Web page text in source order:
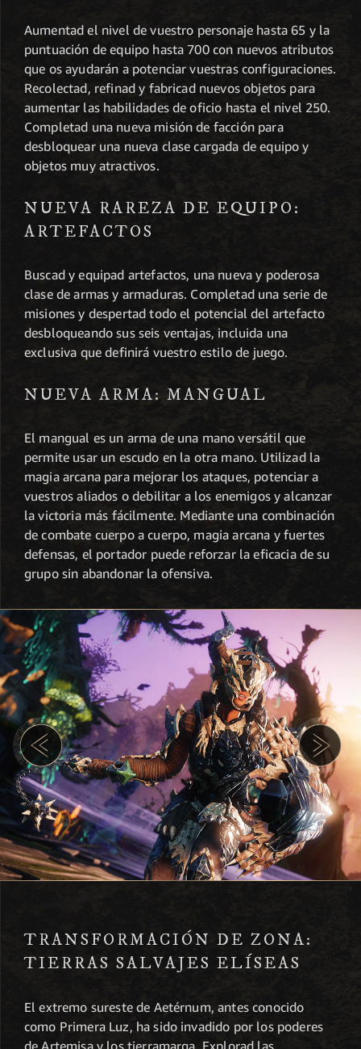
Aumentad el nivel de vuestro personaje hasta 65 y la
puntuación de equipo hasta 700 con nuevos atributos
que os ayudarán a potenciar vuestras configuraciones.
Recolectad, refinad y fabricad nuevos objetos para
aumentar las habilidades de oficio hasta el nivel 250.
Completad una nueva misión de facción para
desbloquear una nueva clase cargada de equipo y
objetos muy atractivos.
NUEVA RAREZA DE EQUIPO:
ARTEFACTOS
Buscad y equipad artefactos, una nueva y poderosa
clase de armas y armaduras. Completad una serie de
misiones y despertad todo el potencial del artefacto
desbloqueando sus seis ventajas, incluida una
exclusiva que definirá vuestro estilo de juego.
NUEVA ARMA: MANGUAL
El mangual es un arma de una mano versátil que
permite usar un escudo en la otra mano. Utilizad la
magia arcana para mejorar los ataques, potenciar a
vuestros aliados o debilitar a los enemigos y alcanzar
la victoria más fácilmente. Mediante una combinación
de combate cuerpo a cuerpo, magia arcana y fuertes
defensas, el portador puede reforzar la eficacia de su
grupo sin abandonar la ofensiva.
TRANSFORMACIÓN DE ZONA:
TIERRAS SALVAJES ELÍSEAS
El extremo sureste de Aetérnum, antes conocido
como Primera Luz, ha sido invadido por los poderes
de Artemisa y los tierramarga. Explorad las